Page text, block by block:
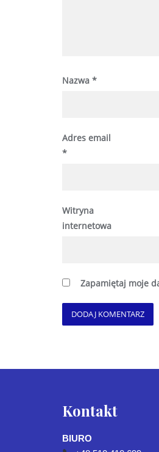
Nazwa *
Adres email
*
Witryna
internetowa
Zapamiętaj moje
Kontakt
BIURO